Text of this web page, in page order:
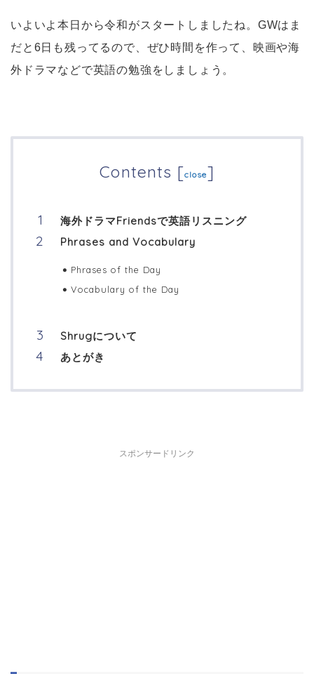
いよいよ本日から令和がスタートしましたね。GWはま
だと6日も残ってるので、ぜひ時間を作って、映画や海
外ドラマなどで英語の勉強をしましょう。
Contents [close]
海外ドラマFriendsで英語リスニング
Phrases and Vocabulary
Phrases of the Day
Vocabulary of the Day
Shrugについて
あとがき
スポンサードリンク